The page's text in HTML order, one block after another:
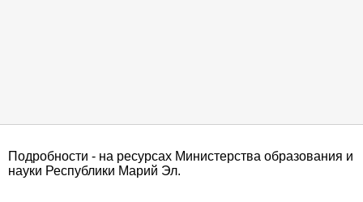
Подробности - на ресурсах Министерства образования и
науки Республики Марий Эл.